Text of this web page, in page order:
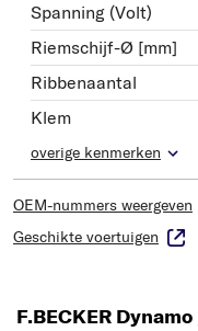
Spanning (Volt)
Riemschijf-Ø [mm]
Ribbenaantal
Klem
overige kenmerken
OEM-nummers weergeven
Geschikte voertuigen
F.BECKER